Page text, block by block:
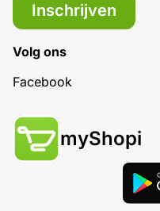
Inschrijven
Volg ons
Facebook
myShopi